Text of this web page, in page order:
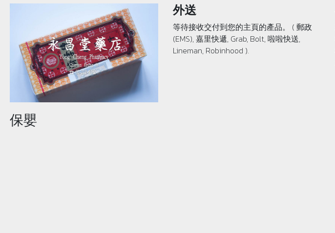
保嬰
外送
等待接收交付到您的主頁的產品。 ( 郵政
(EMS), 嘉里快遞, Grab, Bolt, 啦啦快送,
Lineman, Robinhood ).